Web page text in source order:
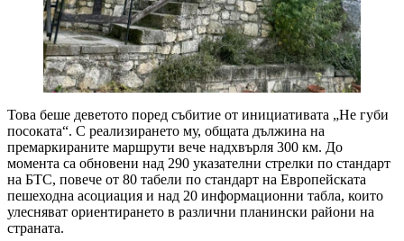
Това беше деветото поред събитие от инициативата „Не губи
посоката“. С реализирането му, общата дължина на
премаркираните маршрути вече надхвърля 300 км. До
момента са обновени над 290 указателни стрелки по стандарт
на БТС, повече от 80 табели по стандарт на Европейската
пешеходна асоциация и над 20 информационни табла, които
улесняват ориентирането в различни планински райони на
страната.